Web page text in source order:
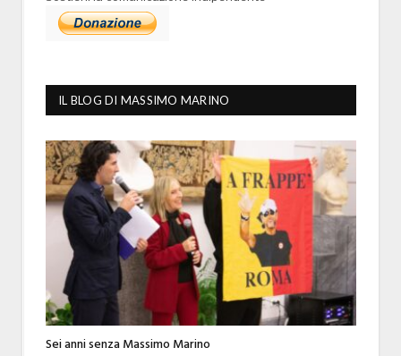
IL BLOG DI MASSIMO MARINO
Sei anni senza Massimo Marino